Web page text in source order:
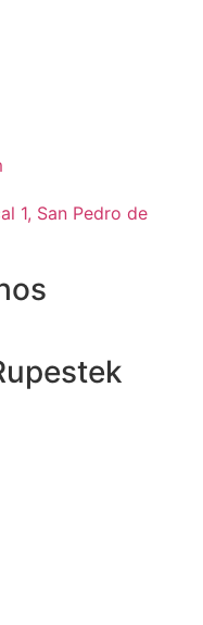
1, San Pedro de